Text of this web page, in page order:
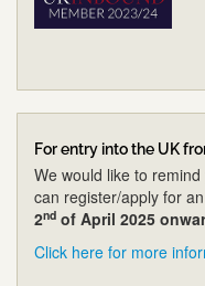
For entry into the UK
We would like to
can register/apply for
2nd of April 2025
Click here for more